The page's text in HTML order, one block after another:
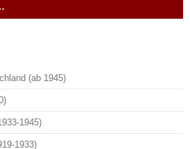
(ab 1945)
1945)
1933)